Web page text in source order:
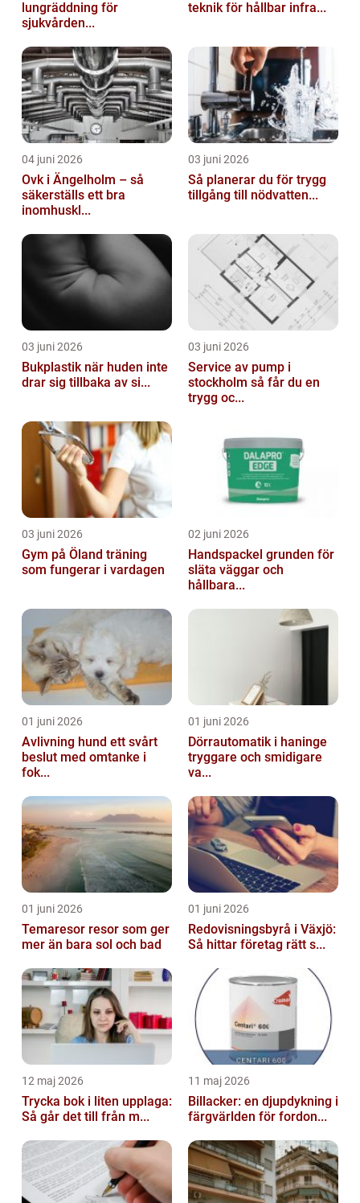
lungräddning för
sjukvården...
teknik för hållbar infra...
04 juni 2026
Ovk i Ängelholm – så
säkerställs ett bra
inomhuskl...
03 juni 2026
Så planerar du för trygg
tillgång till nödvatten...
03 juni 2026
Bukplastik när huden inte
drar sig tillbaka av si...
03 juni 2026
Service av pump i
stockholm så får du en
trygg oc...
03 juni 2026
Gym på Öland träning
som fungerar i vardagen
02 juni 2026
Handspackel grunden för
släta väggar och
hållbara...
01 juni 2026
Avlivning hund ett svårt
beslut med omtanke i
fok...
01 juni 2026
Dörrautomatik i haninge
tryggare och smidigare
va...
01 juni 2026
Temaresor resor som ger
mer än bara sol och bad
01 juni 2026
Redovisningsbyrå i Växjö:
Så hittar företag rätt s...
12 maj 2026
Trycka bok i liten upplaga:
Så går det till från m...
11 maj 2026
Billacker: en djupdykning i
färgvärlden för fordon...